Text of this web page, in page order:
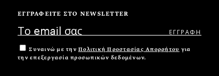
ΕΓΓΡΑΦΕΙΤΕ ΣΤΟ NEWSLETTER
Συναινώ με την Πολιτική Προστασίας Απορρήτου για
την επεξεργασία προσωπικών δεδομένων.